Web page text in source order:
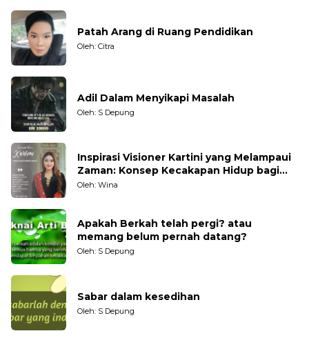
Patah Arang di Ruang Pendidikan
Oleh: Citra
Adil Dalam Menyikapi Masalah
Oleh: S Depung
Inspirasi Visioner Kartini yang Melampaui
Zaman: Konsep Kecakapan Hidup bagi
Generasi Muda
Oleh: Wina
Apakah Berkah telah pergi? atau
memang belum pernah datang?
Oleh: S Depung
Sabar dalam kesedihan
Oleh: S Depung